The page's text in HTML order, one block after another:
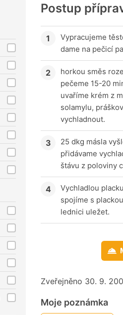
Postup
Vypracujeme
dame na pečicí
horkou směs
pečeme 15-20
uvaříme krém z
solamylu,
vychladnout.
25 dkg másla
přidávame
štávu z poloviny
Vychladlou
spojíme s
lednici uležet.
Zveřejněno 30. 9.
Moje poznámka